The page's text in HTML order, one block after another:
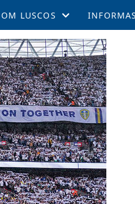
OM LUSCOS
ÅRSMØTE OG VEDTEKTER
LUSCOS HISTORIEN
FELLESTURER OG
MEDLEMSBLAD (TPN)
MEDLEMSFORDELER
TALENTSTIPEND
REISE TIL
KAMPER